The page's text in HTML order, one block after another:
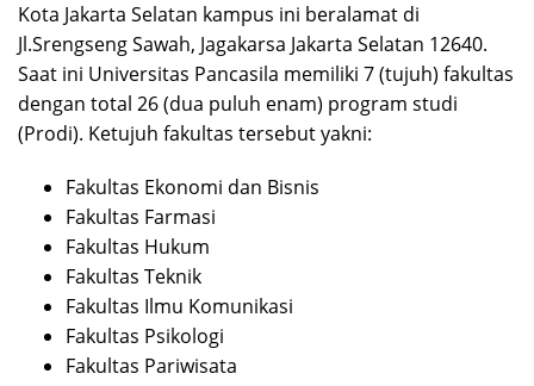
Kota Jakarta Selatan kampus ini beralamat di
Jl.Srengseng Sawah, Jagakarsa Jakarta Selatan 12640.
Saat ini Universitas Pancasila memiliki 7 (tujuh) fakultas
dengan total 26 (dua puluh enam) program studi
(Prodi). Ketujuh fakultas tersebut yakni:
Fakultas Ekonomi dan Bisnis
Fakultas Farmasi
Fakultas Hukum
Fakultas Teknik
Fakultas Ilmu Komunikasi
Fakultas Psikologi
Fakultas Pariwisata